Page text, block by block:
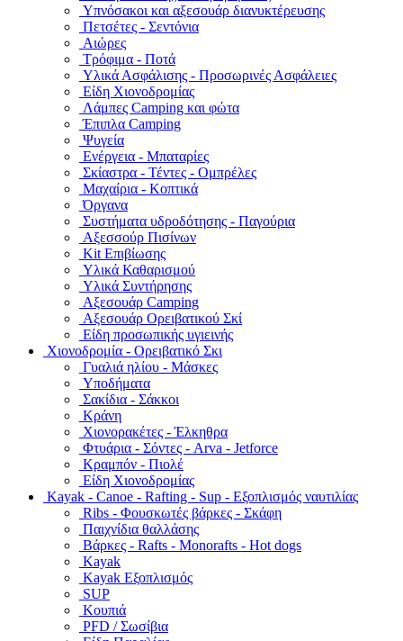
Υπνόσακοι και αξεσουάρ διανυκτέρευσης
Πετσέτες - Σεντόνια
Αιώρες
Τρόφιμα - Ποτά
Υλικά Ασφάλισης - Προσωρινές Ασφάλειες
Είδη Χιονοδρομίας
Λάμπες Camping και φώτα
Έπιπλα Camping
Ψυγεία
Ενέργεια - Μπαταρίες
Σκίαστρα - Τέντες - Ομπρέλες
Μαχαίρια - Κοπτικά
Όργανα
Συστήματα υδροδότησης - Παγούρια
Αξεσσούρ Πισίνων
Kit Επιβίωσης
Υλικά Καθαρισμού
Υλικά Συντήρησης
Αξεσουάρ Camping
Αξεσουάρ Ορειβατικού Σκί
Είδη προσωπικής υγιεινής
Χιονοδρομία - Ορειβατικό Σκι
Γυαλιά ηλίου - Μάσκες
Υποδήματα
Σακίδια - Σάκκοι
Κράνη
Χιονορακέτες - Έλκηθρα
Φτυάρια - Σόντες - Arva - Jetforce
Κραμπόν - Πιολέ
Είδη Χιονοδρομίας
Kayak - Canoe - Rafting - Sup - Εξοπλισμός ναυτιλίας
Ribs - Φουσκωτές βάρκες - Σκάφη
Παιχνίδια θαλλάσης
Βάρκες - Rafts - Monorafts - Hot dogs
Kayak
Kayak Εξοπλισμός
SUP
Κουπιά
PFD / Σωσίβια